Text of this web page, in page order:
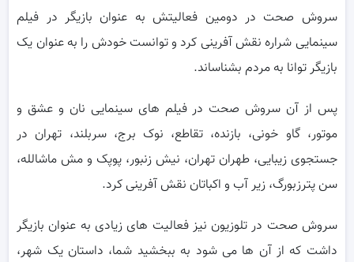
سروش صحت در دومین فعالیتش به عنوان بازیگر در فیلم
سینمایی شراره نقش آفرینی کرد و توانست خودش را به عنوان یک
بازیگر توانا به مردم بشناساند.
پس از آن سروش صحت در فیلم های سینمایی نان و عشق و
موتور، گاو خونی، بازنده، تقاطع، نوک برج، سربلند، تهران در
جستجوی زیبایی، طهران تهران، نیش زنبور، پوپک و مش ماشالله،
سن پترزبورگ، زیر آب و اکباتان نقش آفرینی کرد.
سروش صحت در تلوزیون نیز فعالیت های زیادی به عنوان بازیگر
داشت که از آن ها می شود به ببخشید شما، داستان یک شهر،